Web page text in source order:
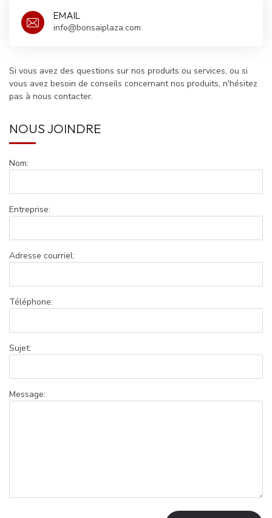
EMAIL
info@bonsaiplaza.com
Si vous avez des questions sur nos produits ou services, ou si
vous avez besoin de conseils concernant nos produits, n'hésitez
pas à nous contacter.
NOUS JOINDRE
Nom:
Entreprise:
Adresse courriel:
Téléphone:
Sujet:
Message: